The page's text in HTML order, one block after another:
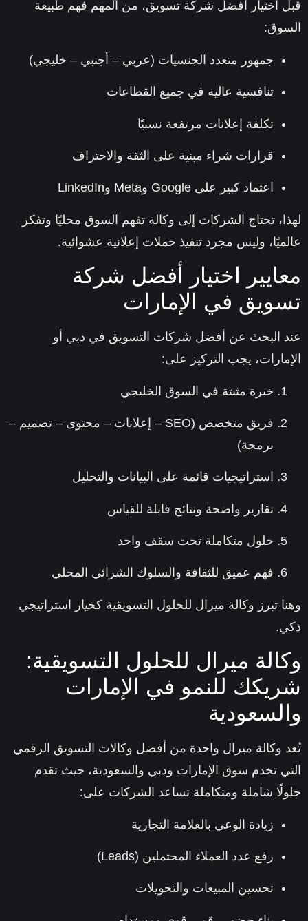
اختيار أفضل شركة تسويق، من المهم فهم طبيعة
جمهور متعدد الجنسيات (عربي – أجنبي – خليجي)
تنافسية عالية في جميع القطاعات
تكلفة إعلانات مرتفعة نسبيًا
قرارات شراء مبنية علىالثقة والاحتراف
اعتماد كبير على Google وMeta وLinkedIn
تحتاج الشركات إلى وكالة تفهم السوق محليًا وتفكر
، وليس مجرد تنفيذ حملات إعلانية عشوائية.
اختيار أفضل شركة
في الإمارات
البحث عن أفضل شركات التسويق في دبي أو
يجب التركيز على:
خبرة مثبتة في السوق الخليجي
فريق متخصص (SEO – إعلانات – محتوى – تصميم –
برمجة)
استراتيجيات قائمة على البيانات والتحليل
تقارير واضحة ونتائج قابلة للقياس
حلول متكاملة تحت سقف واحد
فهم عميق للثقافة والسلوك الشرائي المحلي
تبرز وكالة ميرال للحلول التسويقية كخيار استراتيجي
ميرال للحلول التسويقية:
للنمو في الإمارات
وكالة ميرال واحدة من أفضل وكالات التسويق الرقمي
تخدم سوق الإمارات ودبي والسعودية، حيث تقدم
شاملة ومتكاملة تساعد الشركات على:
زيادة الوعي بالعلامة التجارية
رفع عدد العملاء المحتملين (Leads)
تحسين المبيعات والتحويلات